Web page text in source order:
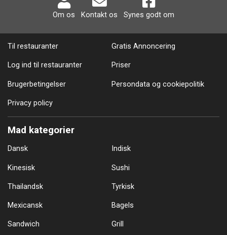
Om os Kontakt os Synes godt om
Til restauranter Gratis Annoncering
Log ind til restauranter Priser
Brugerbetingelser Persondata og cookiepolitik
Privacy policy
Mad kategorier
Dansk Indisk
Kinesisk Sushi
Thailandsk Tyrkisk
Mexicansk Bagels
Sandwich Grill